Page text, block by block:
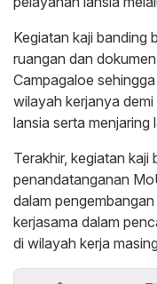
Kegiatan kaji banding
ruangan dan
Campagaloe
wilayah kerjanya
lansia serta menjaring
Terakhir, kegiatan kaji
penandatanganan
dalam
kerjasama dalam
di wilayah kerja